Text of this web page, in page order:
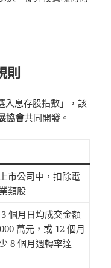
則
入息存股指數」，該
協會共同開發。
市公司中，扣除電
類股
個月日均成交金額
萬元，或 12 個月
8 個月週轉率達